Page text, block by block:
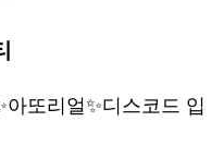
또리얼✨디스코드 입